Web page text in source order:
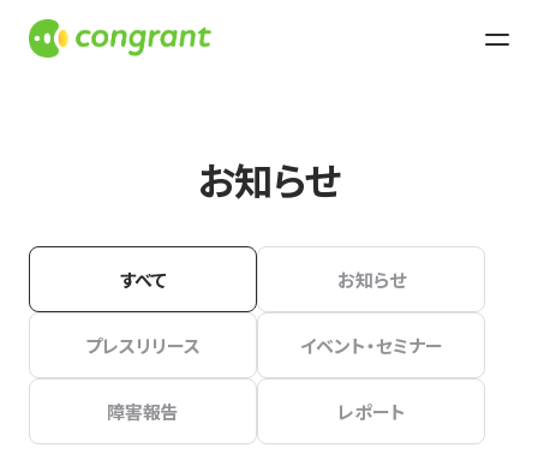
お知らせ
すべて お知らせ
プレスリリース イベント・セミナー
障害報告 レポート